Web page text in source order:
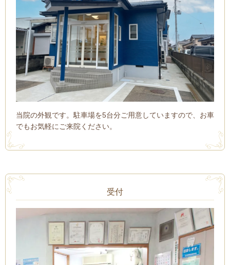
当院の外観です。駐車場を5台分ご用意していますので、お車
でもお気軽にご来院ください。
受付